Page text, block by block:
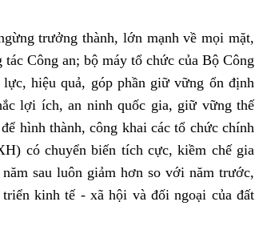
trưởng thành, lớn mạnh về mọi mặt,
Công an; bộ máy tổ chức của Bộ Công
hiệu quả, góp phần giữ vững ổn định
lợi ích, an ninh quốc gia, giữ vững thế
hình thành, công khai các tổ chức chính
có chuyển biến tích cực, kiềm chế gia
sau luôn giảm hơn so với năm trước,
kinh tế - xã hội và đối ngoại của đất